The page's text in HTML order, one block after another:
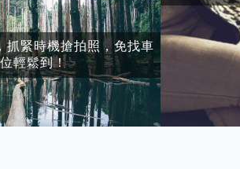
抓緊時機搶拍照，免找車
位輕鬆到！